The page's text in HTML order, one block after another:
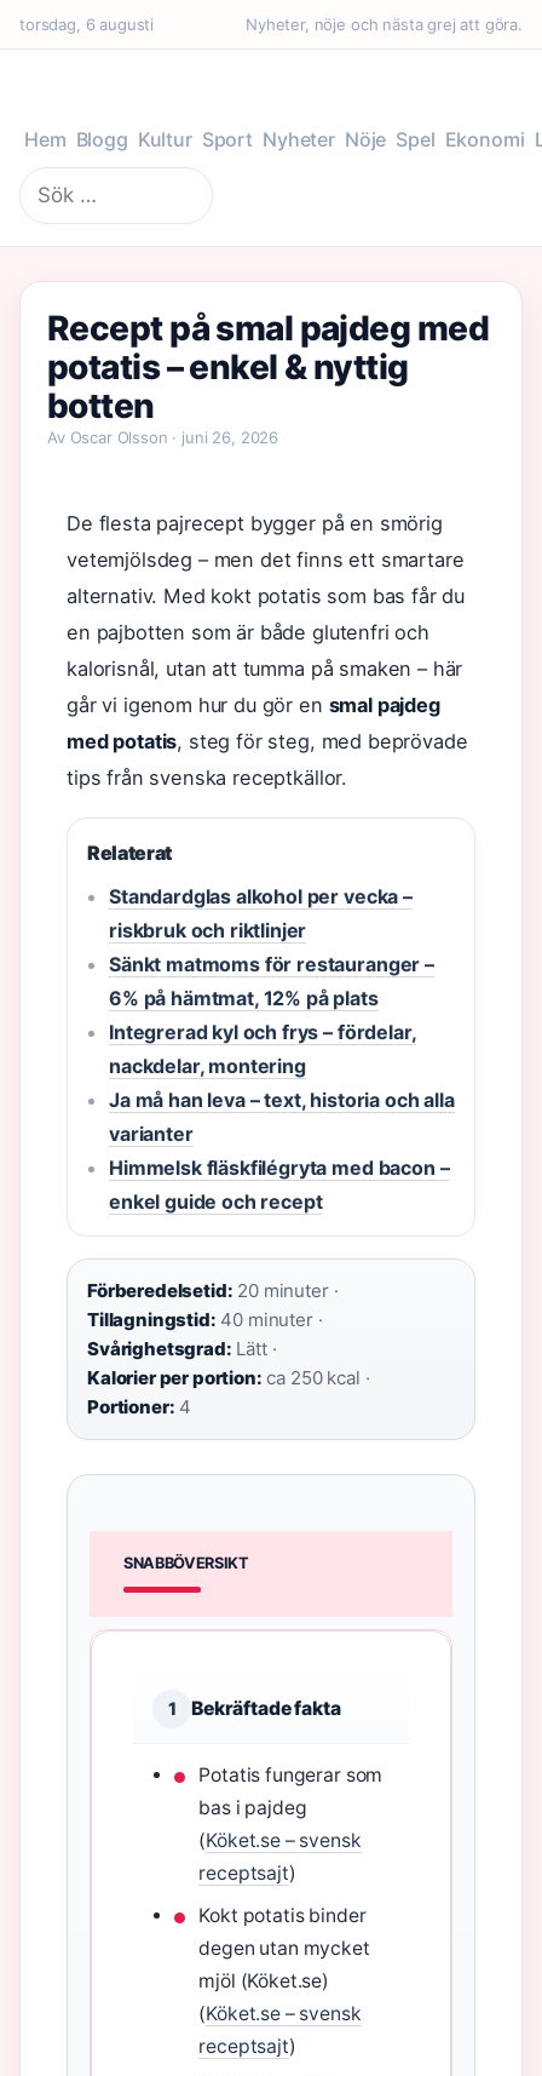
torsdag, 6 augusti Nyheter, nöje och nästa grej att göra.
Hem Blogg Kultur Sport Nyheter Nöje Spel Ekonomi
Sök
efter:
Recept på smal pajdeg med
potatis – enkel & nyttig
botten
Av Oscar Olsson · juni 26, 2026
De flesta pajrecept bygger på en smörig
vetemjölsdeg – men det finns ett smartare
alternativ. Med kokt potatis som bas får du
en pajbotten som är både glutenfri och
kalorisnål, utan att tumma på smaken – här
går vi igenom hur du gör en smal pajdeg
med potatis, steg för steg, med beprövade
tips från svenska receptkällor.
Relaterat
Standardglas alkohol per vecka –
riskbruk och riktlinjer
Sänkt matmoms för restauranger –
6% på hämtmat, 12% på plats
Integrerad kyl och frys – fördelar,
nackdelar, montering
Ja må han leva – text, historia och alla
varianter
Himmelsk fläskfilégryta med bacon –
enkel guide och recept
Förberedelsetid: 20 minuter ·
Tillagningstid: 40 minuter ·
Svårighetsgrad: Lätt ·
Kalorier per portion: ca 250 kcal ·
Portioner: 4
SNABBÖVERSIKT
1 Bekräftade fakta
Potatis fungerar som
bas i pajdeg
(Köket.se – svensk
receptsajt)
Kokt potatis binder
degen utan mycket
mjöl (Köket.se)
(Köket.se – svensk
receptsajt)